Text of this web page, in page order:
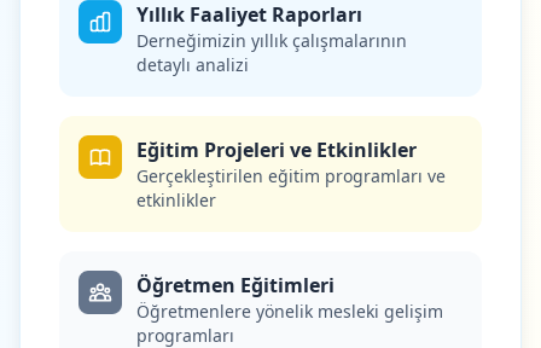
Yıllık Faaliyet Raporları
Derneğimizin yıllık çalışmalarının
detaylı analizi
Eğitim Projeleri ve Etkinlikler
Gerçekleştirilen eğitim programları ve
etkinlikler
Öğretmen Eğitimleri
Öğretmenlere yönelik mesleki gelişim
programları